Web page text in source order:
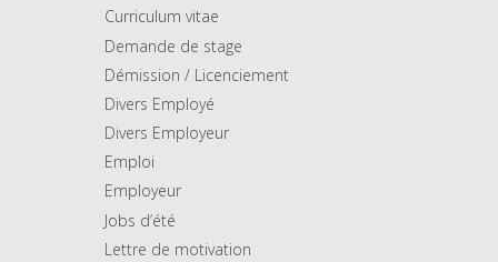
Curriculum vitae
Demande de stage
Démission / Licenciement
Divers Employé
Divers Employeur
Emploi
Employeur
Jobs d’été
Lettre de motivation